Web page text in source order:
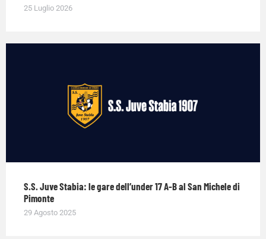
25 Luglio 2026
S.S. Juve Stabia: le gare dell’under 17 A-B al San Michele di
Pimonte
29 Agosto 2025